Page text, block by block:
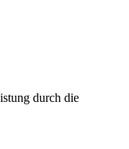
durch die